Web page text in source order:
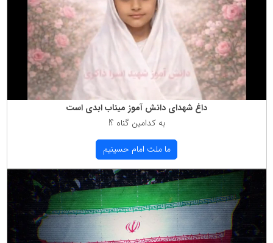
داغ شهدای دانش آموز میناب ابدی است
به كدامین گناه ؟!
ما ملت امام حسینیم